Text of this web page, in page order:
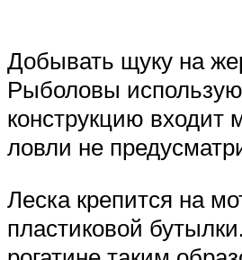
Добывать щуку на
Рыболовы
конструкцию
ловли не
Леска крепится на
пластиковой